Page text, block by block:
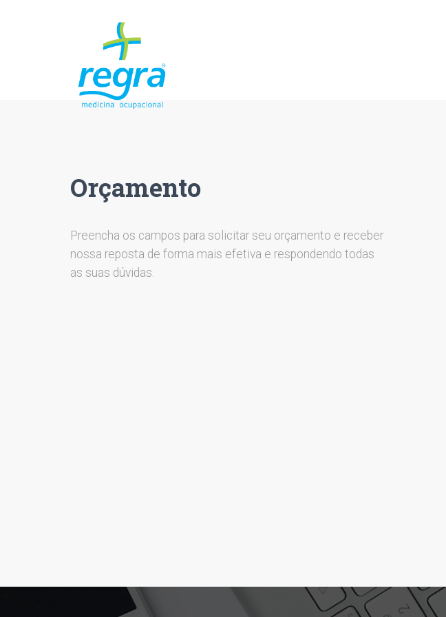
Orçamento
Preencha os campos para solicitar seu orçamento e receber
nossa reposta de forma mais efetiva e respondendo todas
as suas dúvidas.